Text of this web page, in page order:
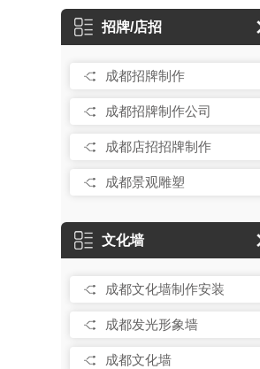
招牌/店招
成都招牌制作
成都招牌制作公司
成都店招招牌制作
成都景观雕塑
文化墙
成都文化墙制作安装
成都发光形象墙
成都文化墙